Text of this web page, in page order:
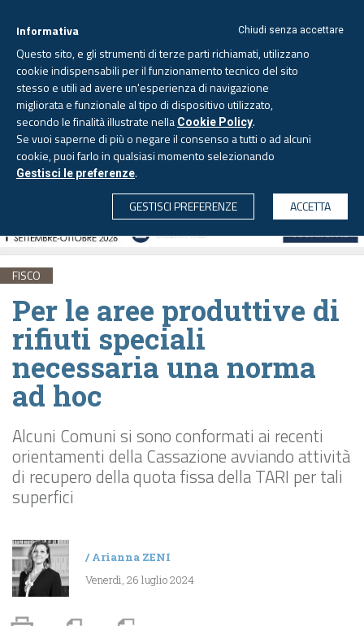
CERCA
Giovedì, 6 agosto 2026 - Aggiornato alle 6.00
FISCO
Per le aree produttive di
rifiuti speciali
necessaria una norma
ad hoc
Alcuni Comuni si sono conformati ai recenti
orientamenti della Cassazione avviando attività
di recupero della quota fissa della TARI per tali
superfici
/Arianna ZENI
Venerdì, 26 luglio 2024
Chiudi senza accettare
Informativa
Questo sito, e gli strumenti di terze parti richiamati, utilizzano
cookie indispensabili per il funzionamento tecnico del sito
stesso e utili ad avere un'esperienza di navigazione
migliorata e funzionale al tipo di dispositivo utilizzato,
secondo le finalità illustrate nella Cookie Policy.
Se vuoi saperne di più o negare il consenso a tutti o ad alcuni
cookie, puoi farlo in qualsiasi momento selezionando
Gestisci le preferenze.
GESTISCI PREFERENZE
ACCETTA